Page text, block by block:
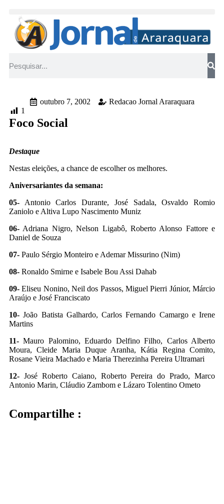
outubro 7, 2002
Redacao Jornal Araraquara
1
Foco Social
Destaque
Nestas eleições, a chance de escolher os melhores.
Aniversariantes da semana:
05- Antonio Carlos Durante, José Sadala, Osvaldo Romio
Zaniolo e Altiva Lupo Nascimento Muniz
06- Adriana Nigro, Nelson Ligabô, Roberto Alonso Fattore e
Daniel de Souza
07- Paulo Sérgio Monteiro e Ademar Missurino (Nim)
08- Ronaldo Smirne e Isabele Bou Assi Dahab
09- Eliseu Nonino, Neil dos Passos, Miguel Pierri Júnior, Márcio
Araújo e José Franciscato
10-João Batista Galhardo, Carlos Fernando Camargo e Irene
Martins
11- Mauro Palomino, Eduardo Delfino Filho, Carlos Alberto
Moura, Cleide Maria Duque Aranha, Kátia Regina Comito,
Rosane Vieira Machado e Maria Therezinha Pereira Ultramari
12- José Roberto Caiano, Roberto Pereira do Prado, Marco
Antonio Marin, Cláudio Zambom e Lázaro Tolentino Ometo
Compartilhe :